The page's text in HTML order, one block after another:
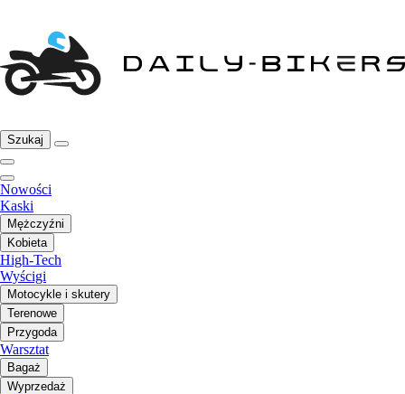
Szukaj
Nowości
Kaski
Mężczyźni
Kobieta
High-Tech
Wyścigi
Motocykle i skutery
Terenowe
Przygoda
Warsztat
Bagaż
Wyprzedaż